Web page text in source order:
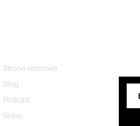
Strona domowa
Blog
Podcast
Sklep